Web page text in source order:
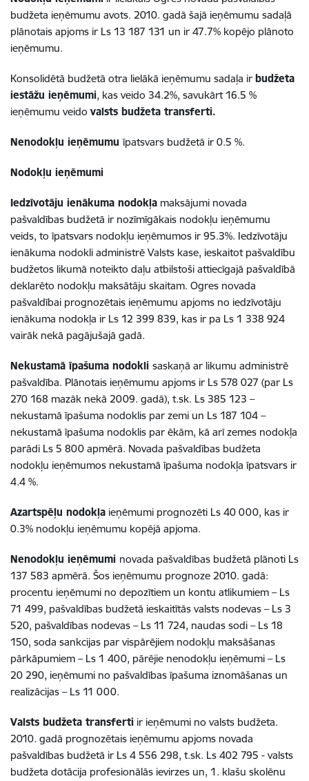
budžeta ieņēmumu avots. 2010. gadā šajā ieņēmumu sadaļā
plānotais apjoms ir Ls 13 187 131 un ir 47.7% kopējo plānoto
ieņēmumu.
Konsolidētā budžetā otra lielākā ieņēmumu sadaļa ir budžeta
iestāžu ieņēmumi, kas veido 34.2%, savukārt 16.5 %
ieņēmumu veido valsts budžeta transferti.
Nenodokļu ieņēmumuīpatsvars budžetā ir 0.5 %.
Nodokļu ieņēmumi
Iedzīvotāju ienākuma nodokļa maksājumi novada
pašvaldības budžetā ir nozīmīgākais nodokļu ieņēmumu
veids, to īpatsvars nodokļu ieņēmumos ir 95.3%. Iedzīvotāju
ienākuma nodokli administrē Valsts kase, ieskaitot pašvaldību
budžetos likumā noteikto daļu atbilstoši attiecīgajā pašvaldībā
deklarēto nodokļu maksātāju skaitam. Ogres novada
pašvaldībai prognozētais ieņēmumu apjoms no iedzīvotāju
ienākuma nodokļa ir Ls 12 399 839, kas ir pa Ls 1 338 924
vairāk nekā pagājušajā gadā.
Nekustamā īpašuma nodokli saskaņā ar likumu administrē
pašvaldība. Plānotais ieņēmumu apjoms ir Ls 578 027 (par Ls
270 168 mazāk nekā 2009. gadā), t.sk. Ls 385 123 –
nekustamā īpašuma nodoklis par zemi un Ls 187 104 –
nekustamā īpašuma nodoklis par ēkām, kā arī zemes nodokļa
parādi Ls 5 800 apmērā. Novada pašvaldības budžeta
nodokļu ieņēmumos nekustamā īpašuma nodokļa īpatsvars ir
4.4 %.
Azartspēļu nodokļa ieņēmumi prognozēti Ls 40 000, kas ir
0.3% nodokļu ieņēmumu kopējā apjoma.
Nenodokļu ieņēmumi novada pašvaldības budžetā plānoti Ls
137 583 apmērā. Šos ieņēmumu prognoze 2010. gadā:
procentu ieņēmumi no depozītiem un kontu atlikumiem – Ls
71 499, pašvaldības budžetā ieskaitītās valsts nodevas – Ls 3
520, pašvaldības nodevas – Ls 11 724, naudas sodi – Ls 18
150, soda sankcijas par vispārējiem nodokļu maksāšanas
pārkāpumiem – Ls 1 400, pārējie nenodokļu ieņēmumi – Ls
20 290, ieņēmumi no pašvaldības īpašuma iznomāšanas un
realizācijas – Ls 11 000.
Valsts budžeta transferti ir ieņēmumi no valsts budžeta.
2010. gadā prognozētais ieņēmumu apjoms novada
pašvaldības budžetā ir Ls 4 556 298, t.sk. Ls 402 795 - valsts
budžeta dotācija profesionālās ievirzes un, 1. klašu skolēnu